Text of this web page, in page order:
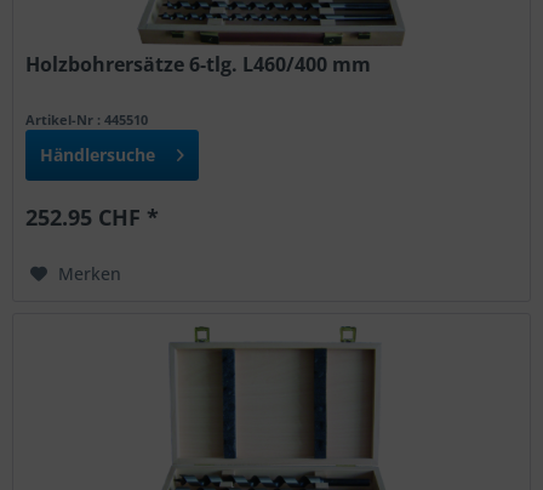
Holzbohrersätze 6-tlg. L460/400 mm
Artikel-Nr : 445510
Händlersuche
252.95 CHF *
Merken